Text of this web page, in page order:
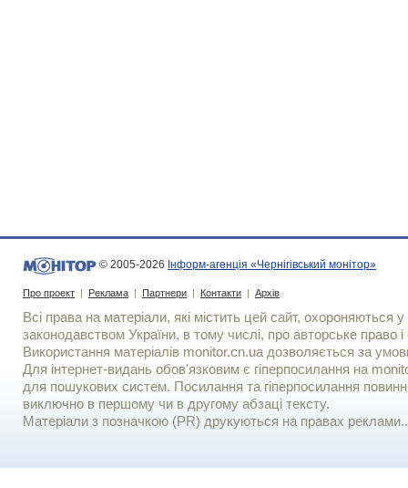
© 2005-2026 Інформ-агенція «Чернігівський монітор»
Про проект | Реклама | Партнери | Контакти | Архів
Всі права на матеріали, які містить цей сайт, охороняються у
законодавством України, в тому числі, про авторське право і
Використання матерiалiв monitor.cn.ua дозволяється за
Для iнтернет-видань обов'язковим є гiперпосилання на
для пошукових систем. Посилання та гіперпосилання
виключно в першому чи в другому абзаці тексту.
Матеріали з позначкою (PR) друкуються на правах реклами..